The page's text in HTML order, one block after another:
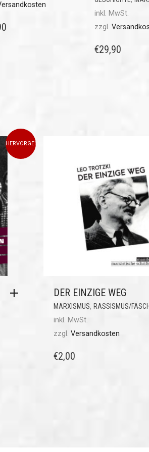
inkl. MwSt.
zzgl.
€29,90
HERVORGEHOBEN
DER EINZIGE WEG
MARXISMUS, RASSISMUS/
inkl. MwSt.
zzgl. Versandkosten
€2,00